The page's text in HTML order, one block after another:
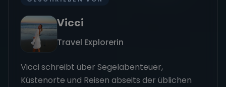
Vicci
Travel Explorerin
Vicci schreibt über Segelabenteuer,
Küstenorte und Reisen abseits der üblichen